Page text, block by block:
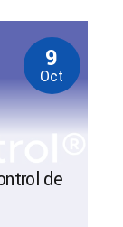
9
Oct
de